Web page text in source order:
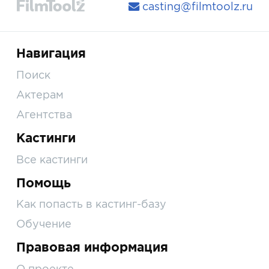
casting@filmtoolz.ru
Навигация
Поиск
Актерам
Агентства
Кастинги
Все кастинги
Помощь
Как попасть в кастинг-базу
Обучение
Правовая информация